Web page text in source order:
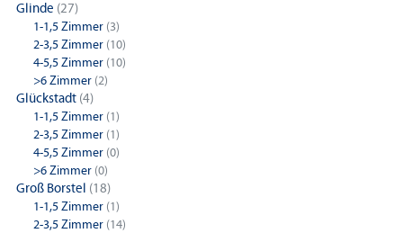
Glinde (27)
1-1,5 Zimmer (3)
2-3,5 Zimmer (10)
4-5,5 Zimmer (10)
>6 Zimmer (2)
Glückstadt (4)
1-1,5 Zimmer (1)
2-3,5 Zimmer (1)
4-5,5 Zimmer (0)
>6 Zimmer (0)
Groß Borstel (18)
1-1,5 Zimmer (1)
2-3,5 Zimmer (14)